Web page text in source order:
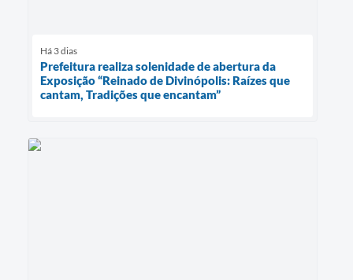
Há 3 dias
Prefeitura realiza solenidade de abertura da
Exposição “Reinado de Divinópolis: Raízes que
cantam, Tradições que encantam”